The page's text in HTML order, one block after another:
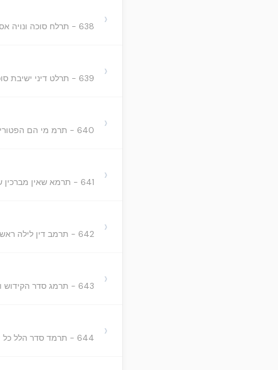
638 - תרלח סוכה ונויה אסורין כל שבעה ובו כ"א סעיפים ›
639 - תרלט דיני ישיבת סוכה ובו כ"ו סעיפים ›
640 - תרמ מי הם הפטורים מישיבת סוכה ובו כ"ב סעיפים ›
641 - תרמא שאין מברכין שהחיינו על עשיית הסוכה ובו ב' סעיפים ›
642 - תרמב דין לילה ראשונה שחלה בשבת ובו ב' סעיפים ›
643 - תרמג סדר הקידוש ובו ה' סעיפים ›
644 - תרמד סדר הלל כל ימי החג ובו סעיף אחד ›